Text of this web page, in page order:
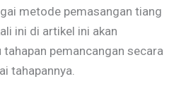
metode pemasangan tiang
ini di artikel ini akan
pemancangan secara
tahapannya.